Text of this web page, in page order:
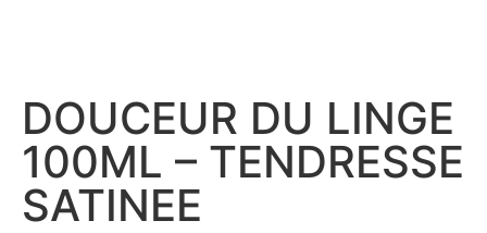
DOUCEUR DU LINGE
100ML – TENDRESSE
SATINEE